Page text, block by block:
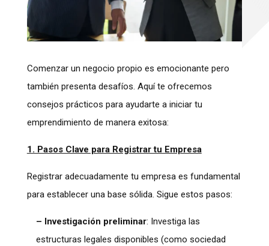
Comenzar un negocio propio es emocionante pero
también presenta desafíos. Aquí te ofrecemos
consejos prácticos para ayudarte a iniciar tu
emprendimiento de manera exitosa:
1. Pasos Clave para Registrar tu Empresa
Registrar adecuadamente tu empresa es fundamental
para establecer una base sólida. Sigue estos pasos:
– Investigación preliminar: Investiga las
estructuras legales disponibles (como sociedad